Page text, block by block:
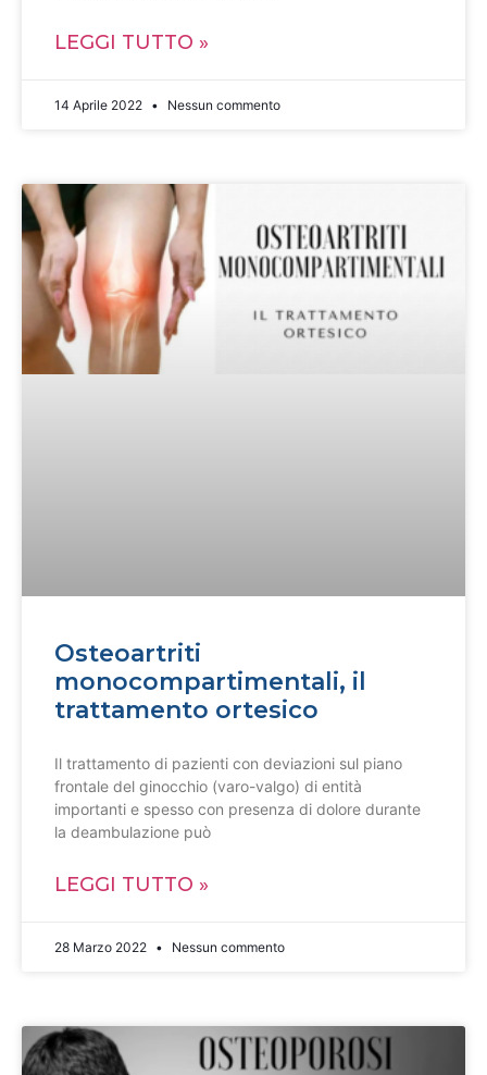
LEGGI TUTTO »
14 Aprile 2022 Nessun commento
Osteoartriti
monocompartimentali, il
trattamento ortesico
Il trattamento di pazienti con deviazioni sul piano
frontale del ginocchio (varo-valgo) di entità
importanti e spesso con presenza di dolore durante
la deambulazione può
LEGGI TUTTO »
28 Marzo 2022 Nessun commento